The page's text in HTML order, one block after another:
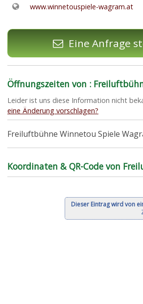
www.winnetouspiele-wagram.at
Eine Anfrage
Öffnungszeiten von :
Leider ist uns diese Information nicht
eine Änderung vorschlagen?
Freiluftbühne Winnetou Spiele
Koordinaten & QR-Code von
Dieser Eintrag wird von